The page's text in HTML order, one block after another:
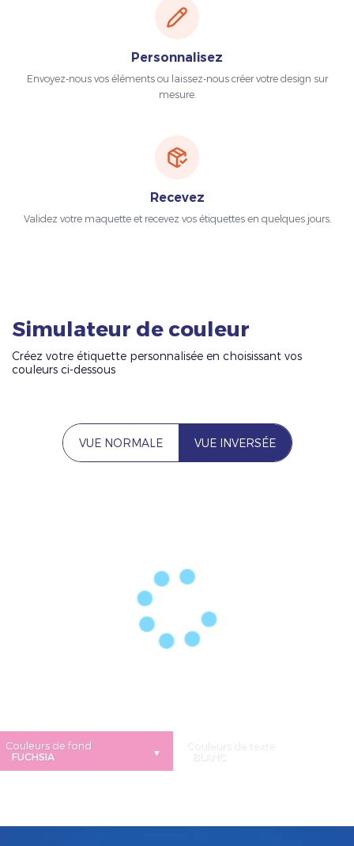
Personnalisez
Envoyez-nous vos éléments ou laissez-nous créer votre design sur
mesure.
Recevez
Validez votre maquette et recevez vos étiquettes en quelques jours.
Simulateur de couleur
Créez votre étiquette personnalisée en choisissant vos
couleurs ci-dessous
VUE NORMALE VUE INVERSÉE
Couleurs de fond Couleurs de texte